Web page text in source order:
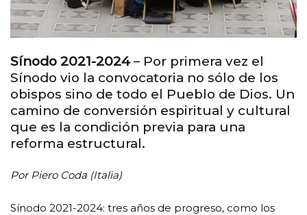
Sínodo 2021-2024– Por primera vez el
Sínodo vio la convocatoria no sólo de los
obispos sino de todo el Pueblo de Dios. Un
camino de conversión espiritual y cultural
que es la condición previa para una
reforma estructural.
Por Piero Coda (Italia)
Sínodo 2021-2024: tres años de progreso, como los